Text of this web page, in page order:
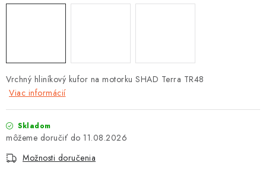
Reklamácia a vrátenie tovaru
Tabuľky veľkostí odevov, prilieb a obuvi rôznych značiek
Vrchný hliníkový kufor na motorku SHAD Terra TR48
Viac informácií
Skladom
11.08.2026
Možnosti doručenia